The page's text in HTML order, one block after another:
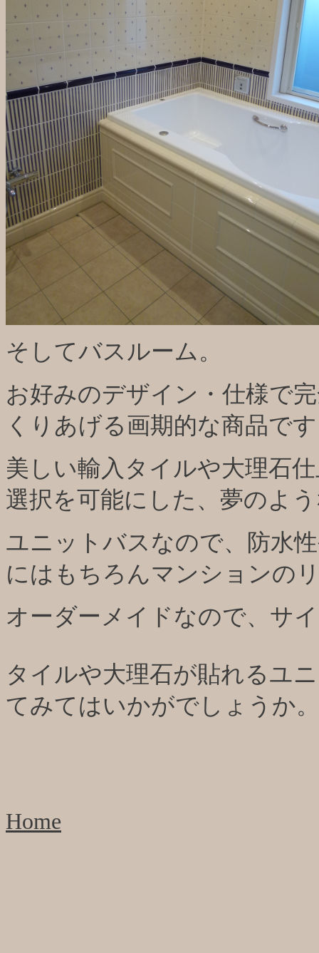
そしてバスルーム。
お好みのデザイン・仕様で
くりあげる画期的な商品で
美しい輸入タイルや大理石
選択を可能にした、夢のよ
ユニットバスなので、防水
にはもちろんマンションの
オーダーメイドなので、サ
タイルや大理石が貼れるユ
てみてはいかがでしょうか。
Home